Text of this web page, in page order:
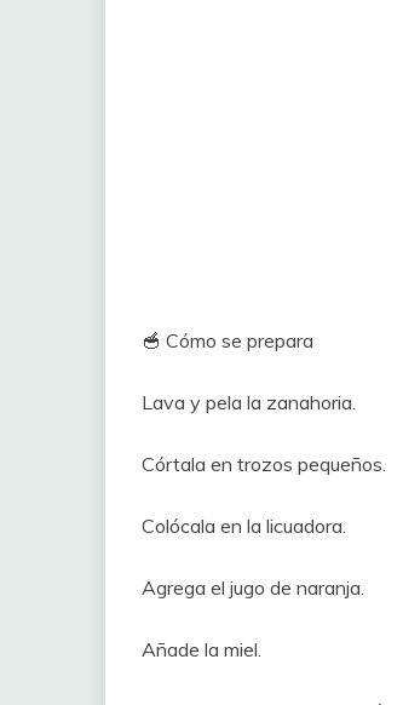
🥣 Cómo se prepara
Lava y pela la zanahoria.
Córtala en trozos pequeños.
Colócala en la licuadora.
Agrega el jugo de naranja.
Añade la miel.